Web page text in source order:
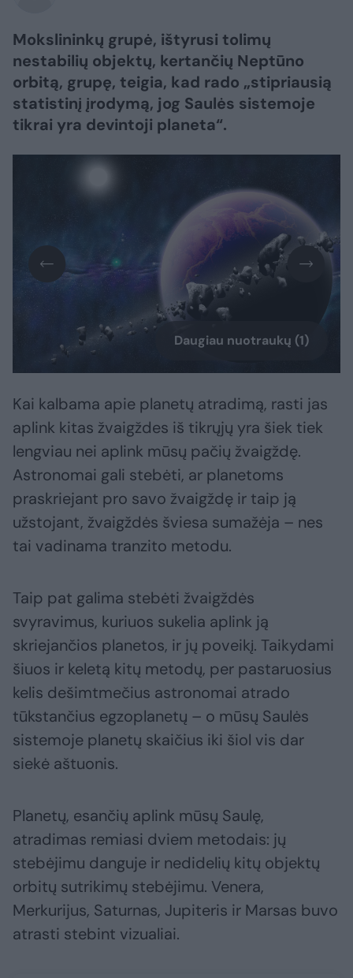
Mokslininkų grupė, ištyrusi tolimų
nestabilių objektų, kertančių Neptūno
orbitą, grupę, teigia, kad rado „stipriausią
statistinį įrodymą, jog Saulės sistemoje
tikrai yra devintoji planeta“.
Daugiau nuotraukų (1)
Kai kalbama apie planetų atradimą, rasti jas
aplink kitas žvaigždes iš tikrųjų yra šiek tiek
lengviau nei aplink mūsų pačių žvaigždę.
Astronomai gali stebėti, ar planetoms
praskriejant pro savo žvaigždę ir taip ją
užstojant, žvaigždės šviesa sumažėja – nes
tai vadinama tranzito metodu.
Taip pat galima stebėti žvaigždės
svyravimus, kuriuos sukelia aplink ją
skriejančios planetos, ir jų poveikį. Taikydami
šiuos ir keletą kitų metodų, per pastaruosius
kelis dešimtmečius astronomai atrado
tūkstančius egzoplanetų – o mūsų Saulės
sistemoje planetų skaičius iki šiol vis dar
siekė aštuonis.
Planetų, esančių aplink mūsų Saulę,
atradimas remiasi dviem metodais: jų
stebėjimu danguje ir nedidelių kitų objektų
orbitų sutrikimų stebėjimu. Venera,
Merkurijus, Saturnas, Jupiteris ir Marsas buvo
atrasti stebint vizualiai.